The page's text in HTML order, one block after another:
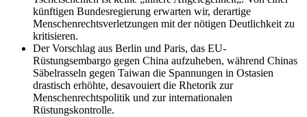
künftigen Bundesregierung erwarten wir, derartige
Menschenrechtsverletzungen mit der nötigen Deutlichkeit zu
kritisieren.
Der Vorschlag aus Berlin und Paris, das EU-
Rüstungsembargo gegen China aufzuheben, während Chinas
Säbelrasseln gegen Taiwan die Spannungen in Ostasien
drastisch erhöhte, desavouiert die Rhetorik zur
Menschenrechtspolitik und zur internationalen
Rüstungskontrolle.